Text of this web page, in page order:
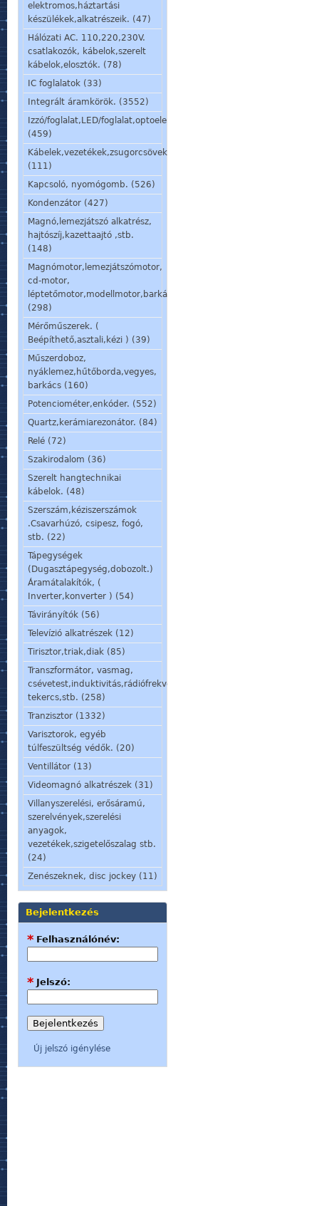
elektromos,háztartási
készülékek,alkatrészeik. (47)
Hálózati AC. 110,220,230V.
csatlakozók, kábelok,szerelt
kábelok,elosztók. (78)
IC foglalatok (33)
Integrált áramkörök. (3552)
Izzó/foglalat,LED/foglalat,optoelem,kijelző,jelzőlámpa.
(459)
Kábelek,vezetékek,zsugorcsövek,szigetelőcsövek.
(111)
Kapcsoló, nyomógomb. (526)
Kondenzátor (427)
Magnó,lemezjátszó alkatrész,
hajtószíj,kazettaajtó ,stb.
(148)
Magnómotor,lemezjátszómotor,
cd-motor,
léptetőmotor,modellmotor,barkácsmotor.
(298)
Mérőműszerek. (
Beépíthető,asztali,kézi ) (39)
Műszerdoboz,
nyáklemez,hűtőborda,vegyes,
barkács (160)
Potenciométer,enkóder. (552)
Quartz,kerámiarezonátor. (84)
Relé (72)
Szakirodalom (36)
Szerelt hangtechnikai
kábelok. (48)
Szerszám,kéziszerszámok
.Csavarhúzó, csipesz, fogó,
stb. (22)
Tápegységek
(Dugasztápegység,dobozolt.)
Áramátalakítók, (
Inverter,konverter ) (54)
Távirányítók (56)
Televízió alkatrészek (12)
Tirisztor,triak,diak (85)
Transzformátor, vasmag,
csévetest,induktivitás,rádiófrekvenciás
tekercs,stb. (258)
Tranzisztor (1332)
Varisztorok, egyéb
túlfeszültség védők. (20)
Ventillátor (13)
Videomagnó alkatrészek (31)
Villanyszerelési, erősáramú,
szerelvények,szerelési
anyagok,
vezetékek,szigetelőszalag stb.
(24)
Zenészeknek, disc jockey (11)
Bejelentkezés
Felhasználónév:
*
Jelszó:
*
Új jelszó igénylése